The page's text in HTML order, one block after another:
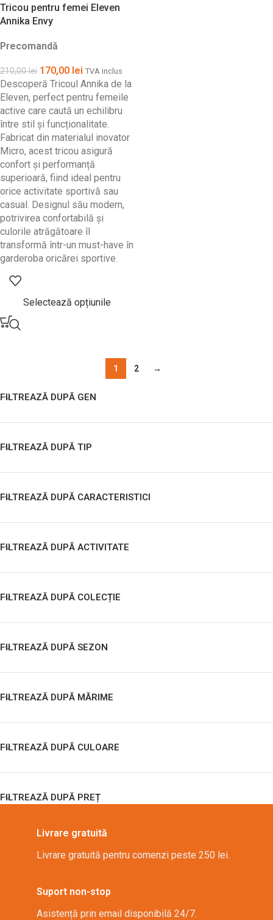
FILTREAZĂ DUPĂ GEN
FILTREAZĂ DUPĂ TIP
FILTREAZĂ DUPĂ CARACTERISTICI
FILTREAZĂ DUPĂ ACTIVITATE
FILTREAZĂ DUPĂ COLECȚIE
FILTREAZĂ DUPĂ SEZON
FILTREAZĂ DUPĂ MĂRIME
FILTREAZĂ DUPĂ CULOARE
FILTREAZĂ DUPĂ PREȚ
Tricou pentru femei Eleven
Annika Envy
Precomandă
210,00lei 170,00 lei TVA inclus
Descoperă Tricoul Annika de la
Eleven, perfect pentru femeile
active care caută un echilibru
între stil și funcționalitate.
Fabricat din materialul inovator
Micro, acest tricou asigură
confort și performanță
superioară, fiind ideal pentru
orice activitate sportivă sau
casual. Designul său modern,
potrivirea confortabilă și
culorile atrăgătoare îl
transformă într-un must-have în
garderoba oricărei sportive.
Selectează opțiunile
1 2 →
Livrare gratuită
Livrare gratuită pentru comenzi peste 250 lei.
Suport non-stop
Asistență prin email disponibilă 24/7.